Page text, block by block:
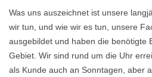
Was uns auszeichnet ist unsere
wir tun, und wie wir es tun, unsere
ausgebildet und haben die benötigte
Gebiet. Wir sind rund um die Uhr
als Kunde auch an Sonntagen, aber